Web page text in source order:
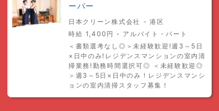
ーパー
日本クリーン株式会社 - 港区
時給 1,400円 - アルバイト・パート
＜書類選考なし◎＞未経験歓迎!週3～5日
×日中のみ!レジデンスマンションの室内清
掃業務!勤務時間選択可◎ ＜未経験歓迎◎
＞週3～5日×日中のみ！レジデンスマンシ
ョンの室内清掃スタッフ募集！